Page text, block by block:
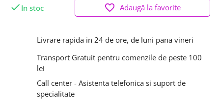
 In stoc favorite_border Adaugă la favorite
Livrare rapida in 24 de ore, de luni pana vineri
Transport Gratuit pentru comenzile de peste 100
lei
Call center - Asistenta telefonica si suport de
specialitate